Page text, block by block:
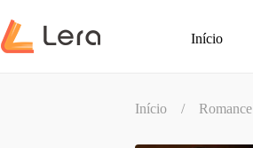
Início
Início / Romance